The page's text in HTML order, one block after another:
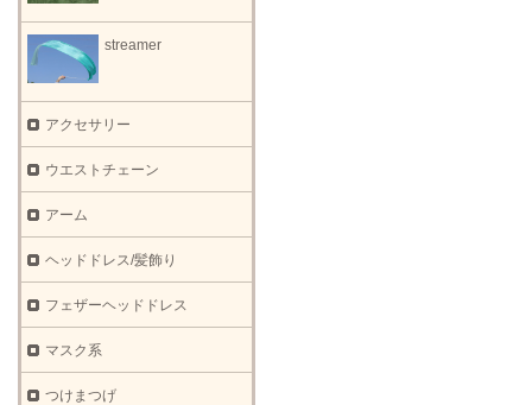
streamer
アクセサリー
ウエストチェーン
アーム
ヘッドドレス/髪飾り
フェザーヘッドドレス
マスク系
つけまつげ